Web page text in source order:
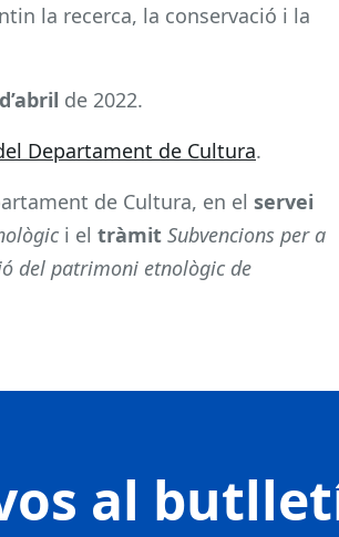
la recerca, la conservació i la
de 2022.
Departament de Cultura.
de Cultura, en el servei
i el tràmit Subvencions per a
del patrimoni etnològic de
al